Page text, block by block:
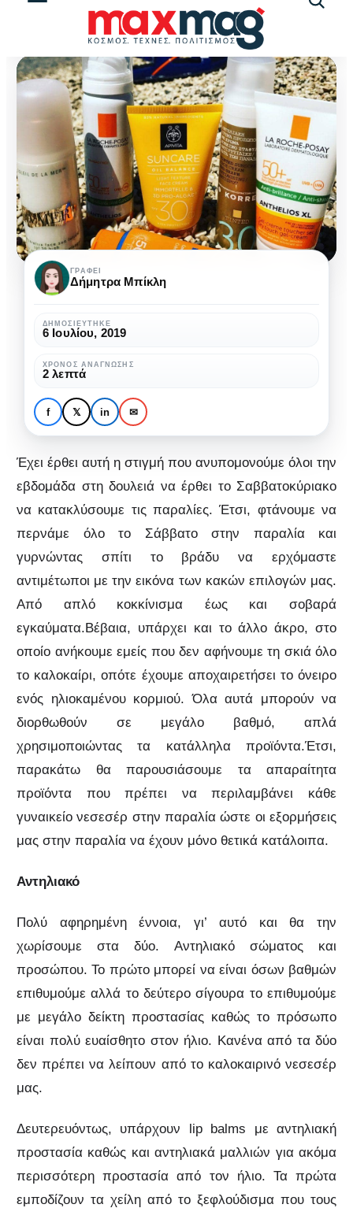
ΜΌΔΑ & ΟΜΟΡΦΙΆ ΟΜΟΡΦΙΆ
Τα απαραίτητα
προϊόντα για κάθε
γυναικείο νεσεσέρ στην
παραλία
Τα
απαραίτητα
προϊόντα
για
κάθε
γυναικείο
νεσεσέρ
στην
ΓΡΆΦΕΙ
Δήμητρα Μπίκλη
ΔΗΜΟΣΙΕΎΤΗΚΕ
6 Ιουλίου, 2019
ΧΡΌΝΟΣ ΑΝΆΓΝΩΣΗΣ
2 λεπτά
f 𝕏 in ✉
Έχει έρθει αυτή η στιγμή που ανυπομονούμε όλοι την
εβδομάδα στη δουλειά να έρθει το Σαββατοκύριακο
να κατακλύσουμε τις παραλίες. Έτσι, φτάνουμε να
περνάμε όλο το Σάββατο στην παραλία και
γυρνώντας σπίτι το βράδυ να ερχόμαστε
αντιμέτωποι με την εικόνα των κακών επιλογών μας.
Από απλό κοκκίνισμα έως και σοβαρά
εγκαύματα.Βέβαια, υπάρχει και το άλλο άκρο, στο
οποίο ανήκουμε εμείς που δεν αφήνουμε τη σκιά όλο
το καλοκαίρι, οπότε έχουμε αποχαιρετήσει το όνειρο
ενός ηλιοκαμένου κορμιού. Όλα αυτά μπορούν να
διορθωθούν σε μεγάλο βαθμό, απλά
χρησιμοποιώντας τα κατάλληλα προϊόντα.Έτσι,
παρακάτω θα παρουσιάσουμε τα απαραίτητα
προϊόντα που πρέπει να περιλαμβάνει κάθε
γυναικείο νεσεσέρ στην παραλία ώστε οι εξορμήσεις
μας στην παραλία να έχουν μόνο θετικά κατάλοιπα.
Αντηλιακό
Πολύ αφηρημένη έννοια, γι’ αυτό και θα την
χωρίσουμε στα δύο. Αντηλιακό σώματος και
προσώπου. Το πρώτο μπορεί να είναι όσων βαθμών
επιθυμούμε αλλά το δεύτερο σίγουρα το επιθυμούμε
με μεγάλο δείκτη προστασίας καθώς το πρόσωπο
είναι πολύ ευαίσθητο στον ήλιο. Κανένα από τα δύο
δεν πρέπει να λείπουν από το καλοκαιρινό νεσεσέρ
μας.
Δευτερευόντως, υπάρχουν lip balms με αντηλιακή
προστασία καθώς και αντηλιακά μαλλιών για ακόμα
περισσότερη προστασία από τον ήλιο. Τα πρώτα
εμποδίζουν τα χείλη από το ξεφλούδισμα που τους